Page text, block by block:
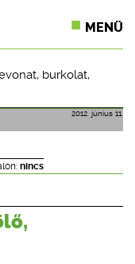
MENÜ
, burkolat,
2012. június 11.
nincs